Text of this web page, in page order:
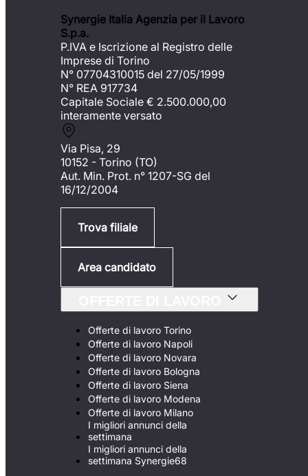
Synergie Italia Agenzia per il Lavoro
S.p.a.
P.IVA e Iscrizione al Registro delle
Imprese di Torino
N° 07704310015 del 27/05/1999
N° REA 917734
Capitale Sociale € 2.500.000,00
interamente versato
Via Pisa, 29
10152 - Torino (TO)
Aut. Min. Prot. n° 1207-SG del
16/12/2004
Trova filiale
Area candidato
Offerte di lavoro Torino
Offerte di lavoro Napoli
Offerte di lavoro Novara
Offerte di lavoro Bologna
Offerte di lavoro Siena
Offerte di lavoro Modena
Offerte di lavoro Milano
I migliori annunci della
settimana
I migliori annunci della
settimana Synergie68